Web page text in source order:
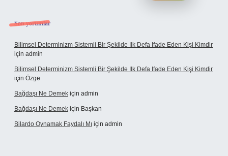
Son yorumlar
Bilimsel Determinizm Sistemli Bir Şekilde Ilk Defa Ifade Eden Kişi Kimdir
için admin
Bilimsel Determinizm Sistemli Bir Şekilde Ilk Defa Ifade Eden Kişi Kimdir
için Özge
Bağdaşı Ne Demek için admin
Bağdaşı Ne Demek için Başkan
Bilardo Oynamak Faydalı Mı için admin